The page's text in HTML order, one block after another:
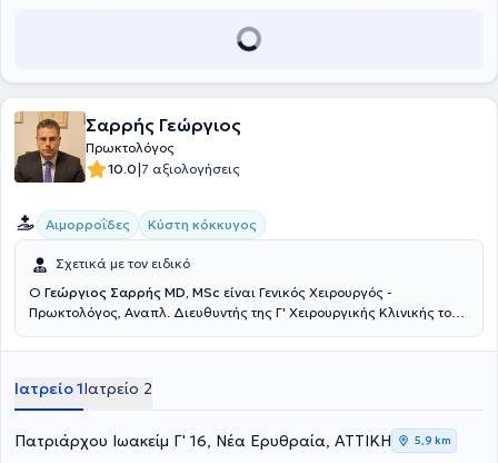
Σαρρής Γεώργιος
Πρωκτολόγος
10.0|7 αξιολογήσεις
Αιμορροΐδες Κύστη κόκκυγος
Σχετικά με τον ειδικό
Ο Γεώργιος Σαρρής MD, MSc είναι Γενικός Χειρουργός -
Πρωκτολόγος, Αναπλ. Διευθυντής της Γ' Χειρουργικής Κλινικής του
Ερυθραία. Έχει πραγματοποιήσει μεταπτυχιακές σπουδές στην
στην ελάχιστα επεμβατική αντιμετώπιση των ορθοπρωκτικών
παθήσεων (Laser LHP, SiLaC, FiLaC) στη Γερμανία καθώς και στη
Λαπαροσκοπική Χειρουργική. Ειδικεύτηκε στην Β' Χειρουργική
κλινική του νοσοκομείου Κ.Α.Τ. Τέλος, έχει συμμετάσχει σε πληθώρα
Ιατρείο 1Ιατρείο 2
Πατριάρχου Ιωακείμ Γ' 16, Νέα Ερυθραία, ΑΤΤΙΚΗ 5,9 km